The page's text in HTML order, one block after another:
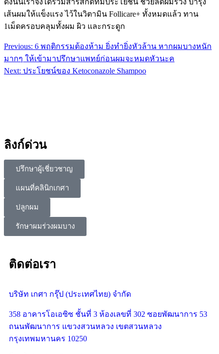
ดังนั้นเราจึงได้รวมสารสกัดที่มีประโยชน์ ช่วยลดผมร่วง บำรุง
เส้นผมให้แข็งแรง ไว้ในวิตามิน Follicare+ ทั้งหมดแล้ว ทาน
1เม็ดครอบคลุมทั้งผม ผิว และกระดูก
Previous: 6 พฤติกรรมต้องห้าม ยิ่งทำยิ่งหัวล้าน หากผมบางหนัก
มากๆ ให้เข้ามาปรึกษาแพทย์ก่อนผมจะหมดหัวนะค
Next: ประโยชน์ของ Ketoconazole Shampoo
ลิงก์ด่วน
ปรึกษาผู้เชี่ยวชาญ
แผนที่คลินิกเกศา
ปลูกผม
รักษาผมร่วงผมบาง
ติดต่อเรา
บริษัท เกศา กรุ๊ป (ประเทศไทย) จำกัด
358 อาคารโอเอซิซ ชั้นที่ 3 ห้องเลขที่ 302 ซอยพัฒนาการ 53
ถนนพัฒนาการ แขวงสวนหลวง เขตสวนหลวง
กรุงเทพมหานคร 10250